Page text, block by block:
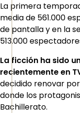
La primera
media de 561.000
de pantalla y en la
513.000
La ficción ha sido
recientemente en
decidido renovar
donde los
Bachillerato.